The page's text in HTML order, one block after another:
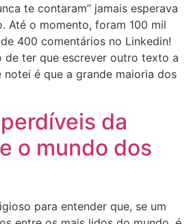
te contaram” jamais esperava
Até o momento, foram 100 mil
400 comentários no Linkedin!
de ter que escrever outro texto a
notei é que a grande maioria dos
da
o mundo dos
para entender que, se um